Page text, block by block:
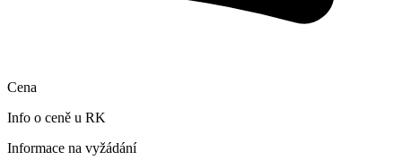
Cena
Info o ceně u RK
Informace na vyžádání